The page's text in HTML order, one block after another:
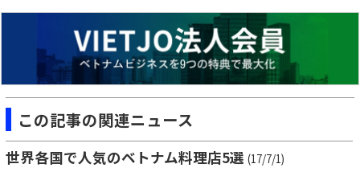
この記事の関連ニュース
世界各国で人気のベトナム料理店5選 (17/7/1)